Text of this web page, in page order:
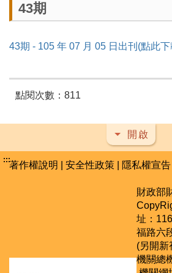
43期
43期 - 105 年 07 月 05 日出刊(點此
點閱次數：811
開啟
:::著作權說明 安全性政策 隱私權宣告
財政部
址：
福路六
(另開新
機關總